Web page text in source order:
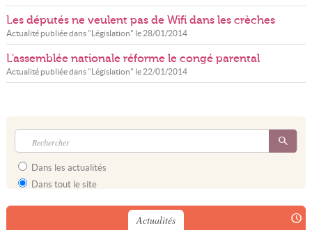
Les députés ne veulent pas de Wifi dans les crèches
Actualité publiée dans "Législation" le 28/01/2014
L'assemblée nationale réforme le congé parental
Actualité publiée dans "Législation" le 22/01/2014
Dans les actualités
Dans tout le site
Actualités